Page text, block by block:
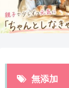
無添加